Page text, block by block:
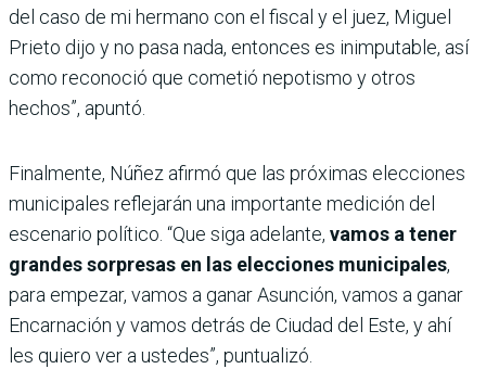
del caso de mi hermano con el fiscal y el juez, Miguel
Prieto dijo y no pasa nada, entonces es inimputable, así
como reconoció que cometió nepotismo y otros
hechos”, apuntó.
Finalmente, Núñez afirmó que las próximas elecciones
municipales reflejarán una importante medición del
escenario político. “Que siga adelante, vamos a tener
grandes sorpresas en las elecciones municipales,
para empezar, vamos a ganar Asunción, vamos a ganar
Encarnación y vamos detrás de Ciudad del Este, y ahí
les quiero ver a ustedes”, puntualizó.